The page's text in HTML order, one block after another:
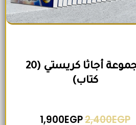
مجموعة أجاثا كريستي (20
كتاب)
2,400EGP
1,900EGP